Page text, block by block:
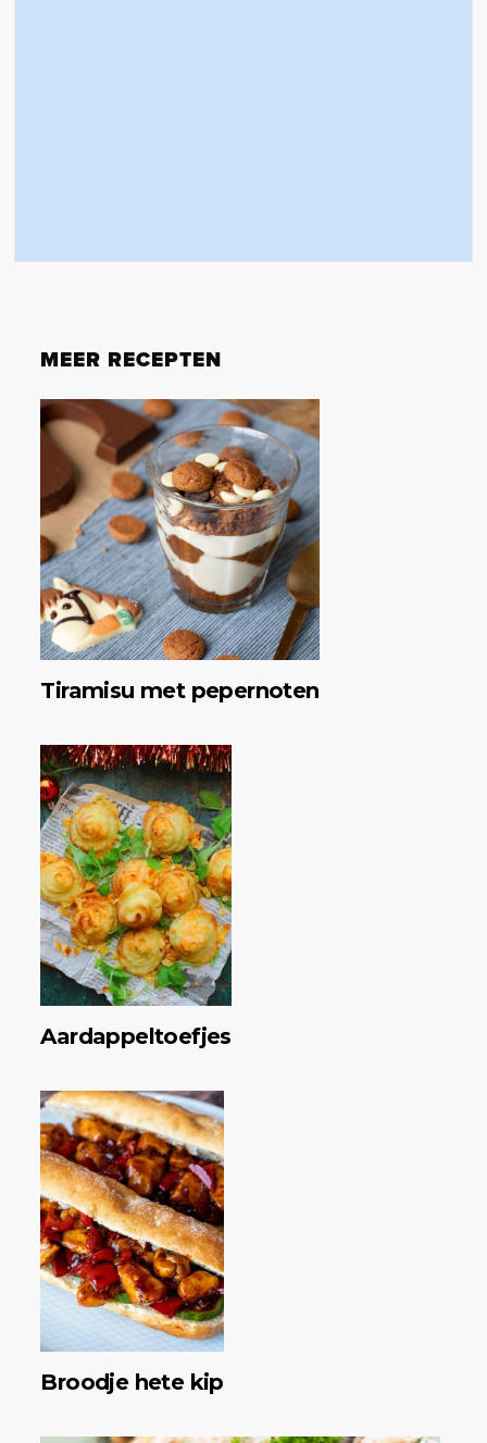
MEER RECEPTEN
Tiramisu met pepernoten
Aardappeltoefjes
Broodje hete kip